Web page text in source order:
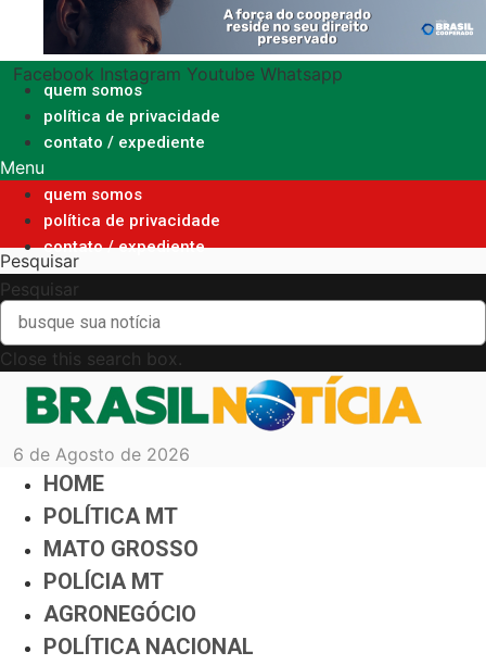
o
conteúdo
Facebook Instagram Youtube Whatsapp
quem somos
política de privacidade
contato / expediente
Menu
quem somos
política de privacidade
contato / expediente
Pesquisar
Pesquisar
Close this search box.
6 de Agosto de 2026
HOME
POLÍTICA MT
MATO GROSSO
POLÍCIA MT
AGRONEGÓCIO
POLÍTICA NACIONAL